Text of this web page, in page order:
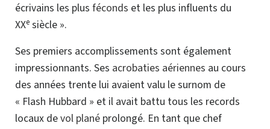
écrivains les plus féconds et les plus influents du
XXe siècle ».
Ses premiers accomplissements sont également
impressionnants. Ses acrobaties aériennes au cours
des années trente lui avaient valu le surnom de
« Flash Hubbard » et il avait battu tous les records
locaux devol plané prolongé. En tant que chef